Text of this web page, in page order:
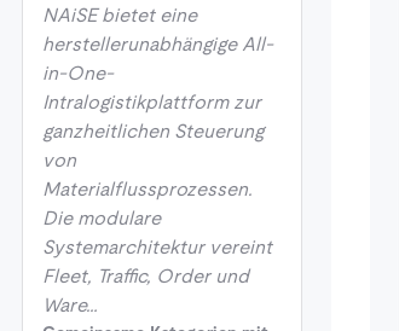
NAiSE bietet eine
herstellerunabhängige All-
in-One-
Intralogistikplattform zur
ganzheitlichen Steuerung
von
Materialflussprozessen.
Die modulare
Systemarchitektur vereint
Fleet, Traffic, Order und
Ware…